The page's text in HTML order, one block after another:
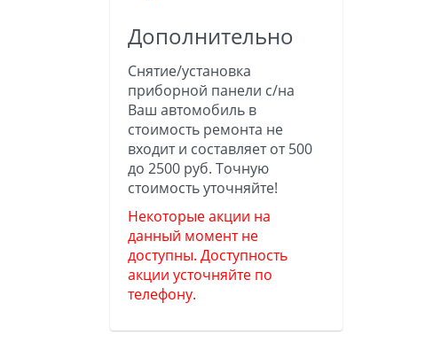
Дополнительно
Снятие/установка
приборной панели с/на
Ваш автомобиль в
стоимость ремонта не
входит и составляет от 500
до 2500 руб. Точную
стоимость уточняйте!
Некоторые акции на
данный момент не
доступны. Доступность
акции усточняйте по
телефону.